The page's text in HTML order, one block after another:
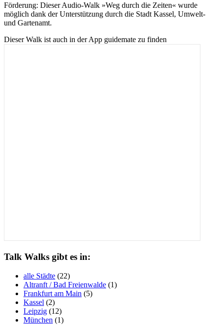
Förderung: Dieser Audio-Walk »Weg durch die Zeiten« wurde
möglich dank der Unterstützung durch die Stadt Kassel, Umwelt-
und Gartenamt.
Dieser Walk ist auch in der App guidemate zu finden
Talk Walks gibt es in:
alle Städte (22)
Altranft / Bad Freienwalde (1)
Frankfurt am Main (5)
Kassel (2)
Leipzig (12)
München (1)